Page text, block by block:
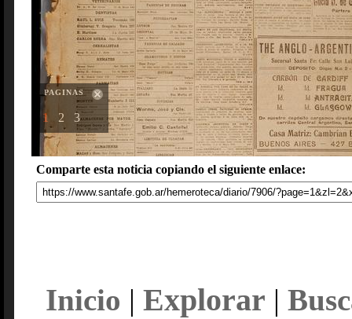
PAGINAS
1 2 3
Comparte esta noticia copiando el siguiente enlace:
Inicio | Explorar |